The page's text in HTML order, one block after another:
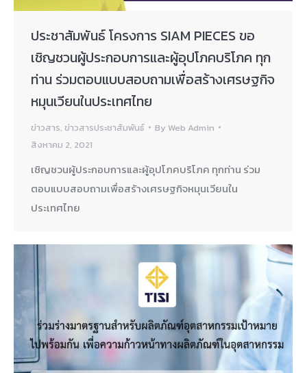
ประชาสัมพันธ์ โครงการ SIAM PIECES ขอ
เชิญชวนผู้ประกอบการและผู้อุปโภคบริโภค ทุก
ท่าน ร่วมตอบแบบสอบถามเพื่อสร้างเศรษฐกิจ
หมุนเวียนในประเทศไทย
ข่าวสาร, ข่าวสารประชาสัมพันธ์ By Web Admin
สิงหาคม 2, 2021
เชิญชวนผู้ประกอบการและผู้อุปโภคบริโภค ทุกท่าน ร่วม
ตอบแบบสอบถามเพื่อสร้างเศรษฐกิจหมุนเวียนใน
ประเทศไทย